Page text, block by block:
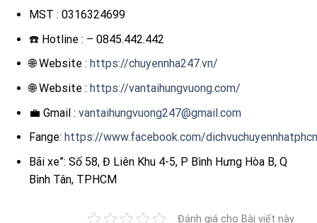
MST : 0316324699
☎️ Hotline : – 0845.442.442
🌐 Website : https://chuyennha247.vn/
🌐 Website : https://vantaihungvuong.com/
💼 Gmail : vantaihungvuong247@gmail.com
Fange: https://www.facebook.com/
Bãi xe”: Số 58, Đ Liên Khu 4-5, P Bình Hưng Hòa B, Q
Bình Tân, TPHCM
Đánh giá cho Bài viết này